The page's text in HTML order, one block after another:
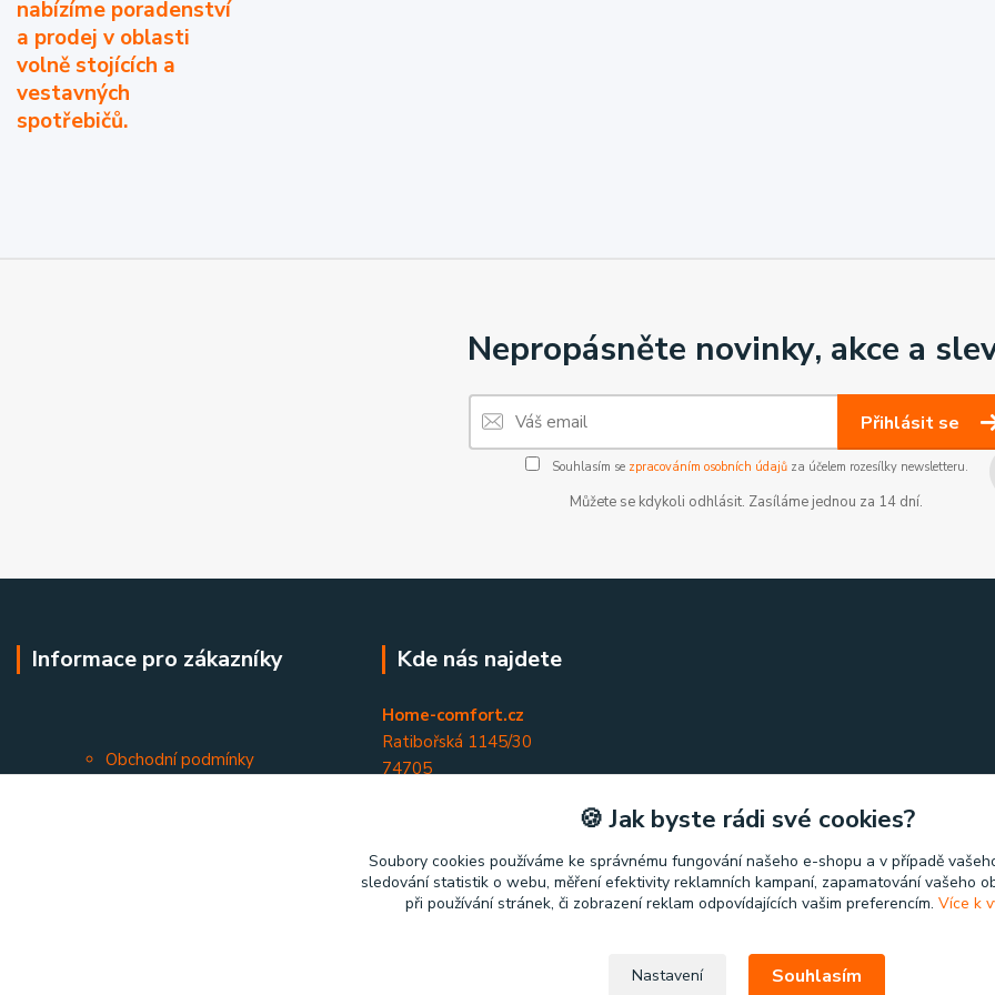
nabízíme poradenství
a prodej v oblasti
volně stojících a
vestavných
spotřebičů.
Nepropásněte novinky, akce a
Přihlásit se
Souhlasím se zpracováním osobních údajůza účelem rozesílky newsletteru.
Můžete se kdykoli odhlásit. Zasíláme jednou za 14 dní.
Informace pro zákazníky
Obchodní podmínky
Kde nás najdete
Home-comfort.cz
Ratibořská 1145/30
74705
🍪 Jak byste rádi své cookies?
Soubory cookies používáme ke správnému fungování našeho e-shopu a v případě
sledování statistik o webu, měření efektivity reklamních kampaní, zapamatování vašeho
při používání stránek, či zobrazení reklam odpovídajících vašim preferencím. Více k
Nastavení Souhlasím